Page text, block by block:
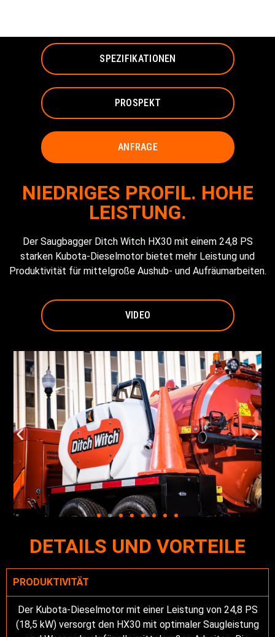
SPEZIFIKATIONEN
PROSPEKT
ANFRAGE
NIEDRIGES PROFIL. HOHE
LEISTUNG.
Der Saugbagger Ditch Witch HX30 mit einem 24,8 PS
starken Kubota-Dieselmotor bietet mehr Leistung und
Produktivität für mittelgroße Aushub- und Aufräumarbeiten.
VIDEO
DETAILS UND VORTEILE
PRODUKTIVITÄT
Der Kubota-Dieselmotor mit einer Leistung von 24,8 PS
(18,5 kW) versorgt den HX30 mit optimaler Saugleistung